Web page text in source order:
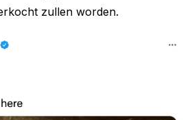
zullen worden.